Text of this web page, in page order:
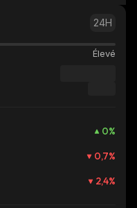
24H
Élevé
0%
0,7%
2,4%